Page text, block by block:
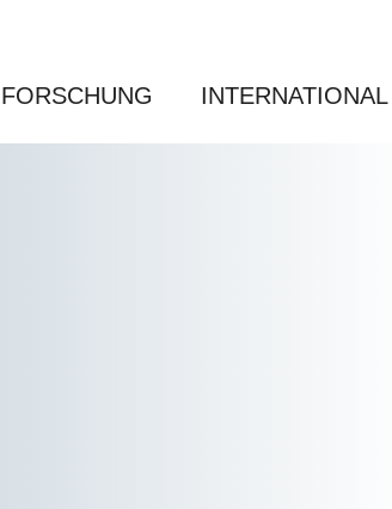
FORSCHUNG INTERNATIONAL